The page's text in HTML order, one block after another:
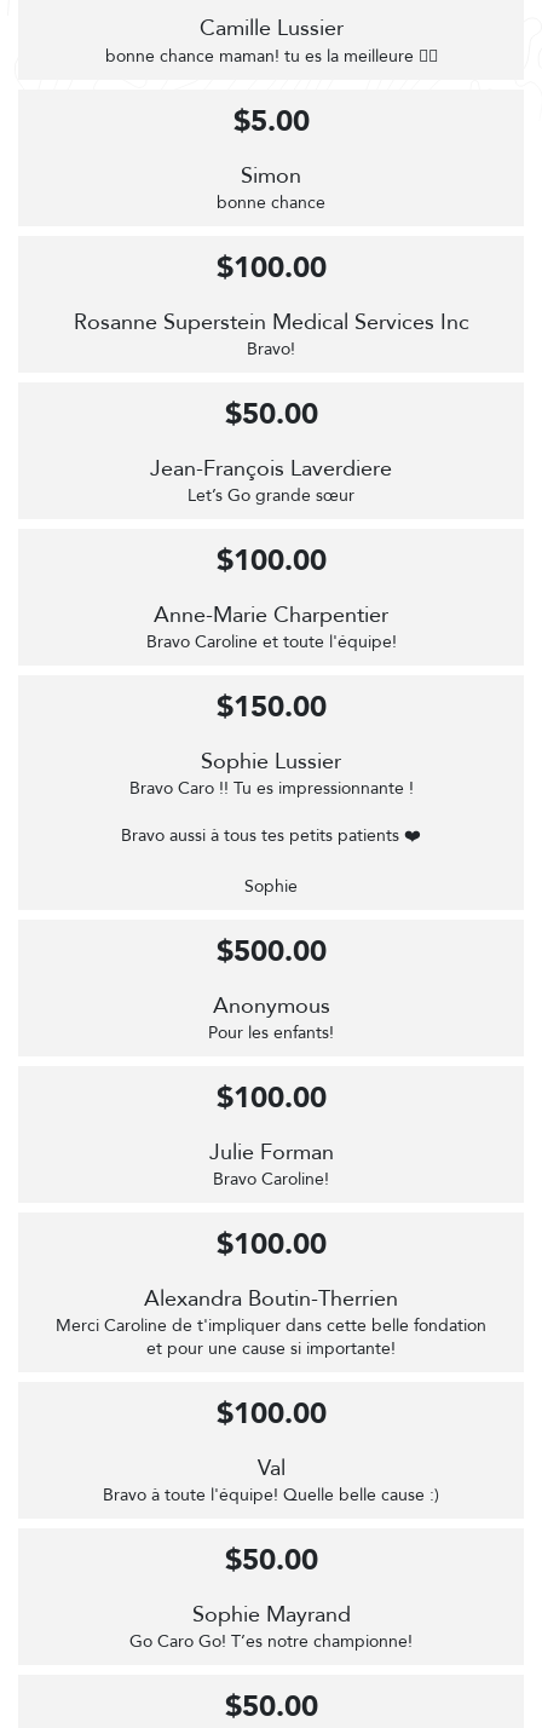
Camille Lussier
bonne chance maman! tu es la meilleure 🚴‍♀️
Simon
bonne chance
$5.00
Rosanne Superstein Medical Services Inc
Bravo!
$100.00
Jean-François Laverdiere
Let’s Go grande sœur
$50.00
Anne-Marie Charpentier
Bravo Caroline et toute l'équipe!
$100.00
Sophie Lussier
Bravo Caro !! Tu es impressionnante !
Bravo aussi à tous tes petits patients ❤️
Sophie
$150.00
Anonymous
Pour les enfants!
$500.00
Julie Forman
Bravo Caroline!
$100.00
Alexandra Boutin-Therrien
Merci Caroline de t'impliquer dans cette belle fondation
et pour une cause si importante!
$100.00
Val
Bravo à toute l'équipe! Quelle belle cause :)
$100.00
Sophie Mayrand
Go Caro Go! T’es notre championne!
$50.00
$50.00